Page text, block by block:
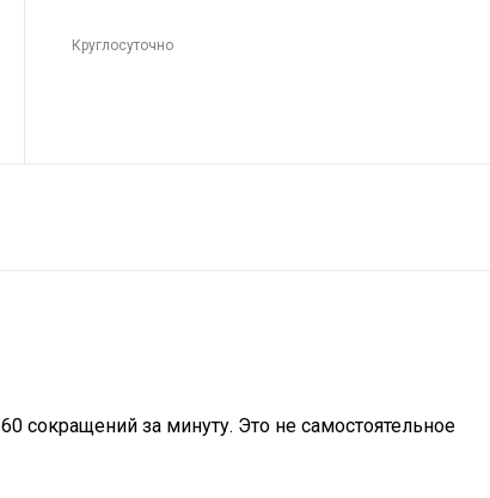
Круглосуточно
сокращений за минуту. Это не самостоятельное